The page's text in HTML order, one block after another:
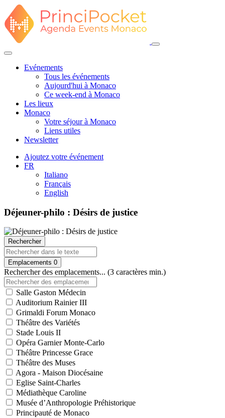
Evénements
Tous les événements
Aujourd'hui à Monaco
Ce week-end à Monaco
Les lieux
Monaco
Votre séjour à Monaco
Liens utiles
Newsletter
Ajoutez votre événement
FR
Italiano
Français
English
Déjeuner-philo : Désirs de justice
Rechercher
Emplacements 0
Rechercher des emplacements... (3 caractères min.)
Salle Gaston Médecin
Auditorium Rainier III
Grimaldi Forum Monaco
Théâtre des Variétés
Stade Louis II
Opéra Garnier Monte-Carlo
Théâtre Princesse Grace
Théâtre des Muses
Agora - Maison Diocésaine
Eglise Saint-Charles
Médiathèque Caroline
Musée d’Anthropologie Préhistorique
Principauté de Monaco